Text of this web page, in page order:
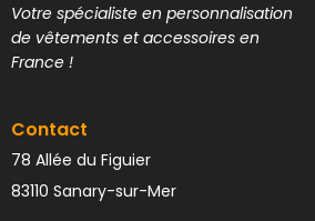
Votre spécialiste en personnalisation
de vêtements et accessoires en
France !
Contact
78 Allée du Figuier
83110 Sanary-sur-Mer